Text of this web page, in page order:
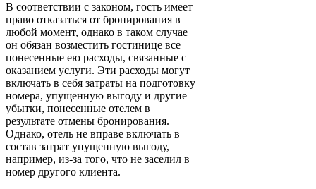
В соответствии с законом, гость имеет
право отказаться от бронирования в
любой момент, однако в таком случае
он обязан возместить гостинице все
понесенные ею расходы, связанные с
оказанием услуги. Эти расходы могут
включать в себя затраты на подготовку
номера, упущенную выгоду и другие
убытки, понесенные отелем в
результате отмены бронирования.
Однако, отель не вправе включать в
состав затрат упущенную выгоду,
например, из-за того, что не заселил в
номер другого клиента.